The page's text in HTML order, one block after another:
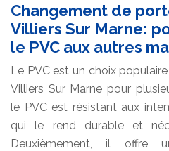
Changement de
Villiers Sur Marne:
le PVC aux autres
Le PVC est un choix
Villiers Sur Marne pour
le PVC est résistant aux
qui le rend durable et
Deuxièmement, il offre